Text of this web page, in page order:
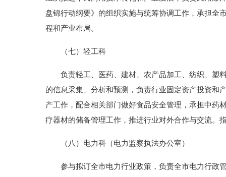
盘锦行动纲要》的组织实施与统筹协调工作，承担全
程和产业布局。
（七）轻工科
负责轻工、医药、建材、农产品加工、纺织、塑料
的信息采集、分析和预测，负责行业固定资产投资和
产工作，配合相关部门做好食品安全管理，承担中药
疗器材的储备管理工作，推进行业对外合作与交流。
（八）电力科（电力监察执法办公室）
参与拟订全市电力行业政策，负责全市电力行政管